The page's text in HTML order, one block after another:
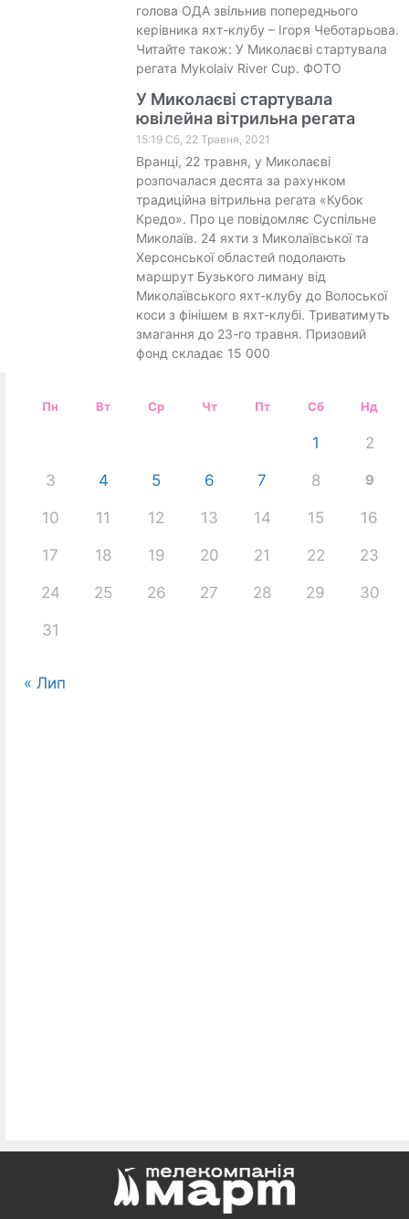
голова ОДА звільнив попереднього
керівника яхт-клубу – Ігоря Чеботарьова.
Читайте також: У Миколаєві стартувала
регата Mykolaiv River Cup. ФОТО
У Миколаєві стартувала
ювілейна вітрильна регата
15:19 Сб, 22 Травня, 2021
Вранці, 22 травня, у Миколаєві
розпочалася десята за рахунком
традиційна вітрильна регата «Кубок
Кредо». Про це повідомляє Суспільне
Миколаїв. 24 яхти з Миколаївської та
Херсонської областей подолають
маршрут Бузького лиману від
Миколаївського яхт-клубу до Волоської
коси з фінішем в яхт-клубі. Триватимуть
змагання до 23-го травня. Призовий
фонд складає 15 000
Пн Вт Ср Чт Пт Сб Нд
1 2
3 4 5 6 7 8 9
10 11 12 13 14 15 16
17 18 19 20 21 22 23
24 25 26 27 28 29 30
31
« Лип